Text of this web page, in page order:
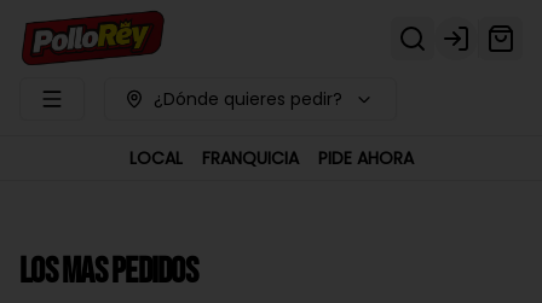
Login
¿Dónde quieres pedir?
LOCAL FRANQUICIA PIDE AHORA
LOS MAS PEDIDOS